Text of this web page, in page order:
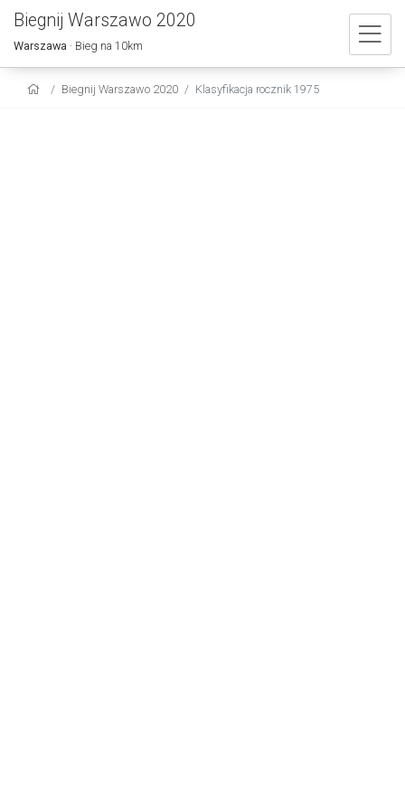
Biegnij Warszawo 2020
Warszawa · Bieg na 10km
Biegnij Warszawo 2020 Klasyfikacja rocznik 1975